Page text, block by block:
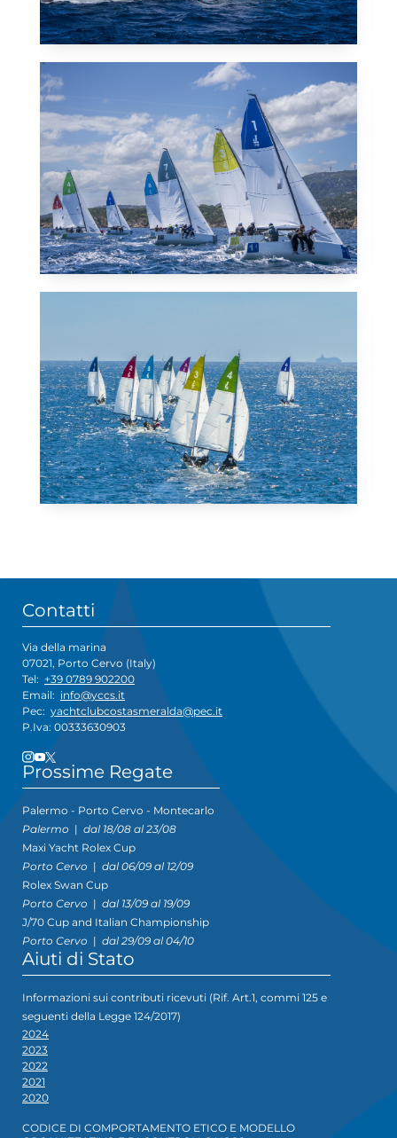
Contatti
Via della marina
07021, Porto Cervo (Italy)
Tel: +39 0789 902200
Email: info@yccs.it
Pec: yachtclubcostasmeralda@pec.it
P.Iva: 00333630903
Prossime Regate
Palermo - Porto Cervo - Montecarlo
Palermo | dal 18/08 al 23/08
Maxi Yacht Rolex Cup
Porto Cervo | dal 06/09 al 12/09
Rolex Swan Cup
Porto Cervo | dal 13/09 al 19/09
J/70 Cup and Italian Championship
Porto Cervo | dal 29/09 al 04/10
Aiuti di Stato
Informazioni sui contributi ricevuti (Rif. Art.1, commi 125 e
seguenti della Legge 124/2017)
2024
2023
2022
2021
2020
CODICE DI COMPORTAMENTO ETICO E MODELLO